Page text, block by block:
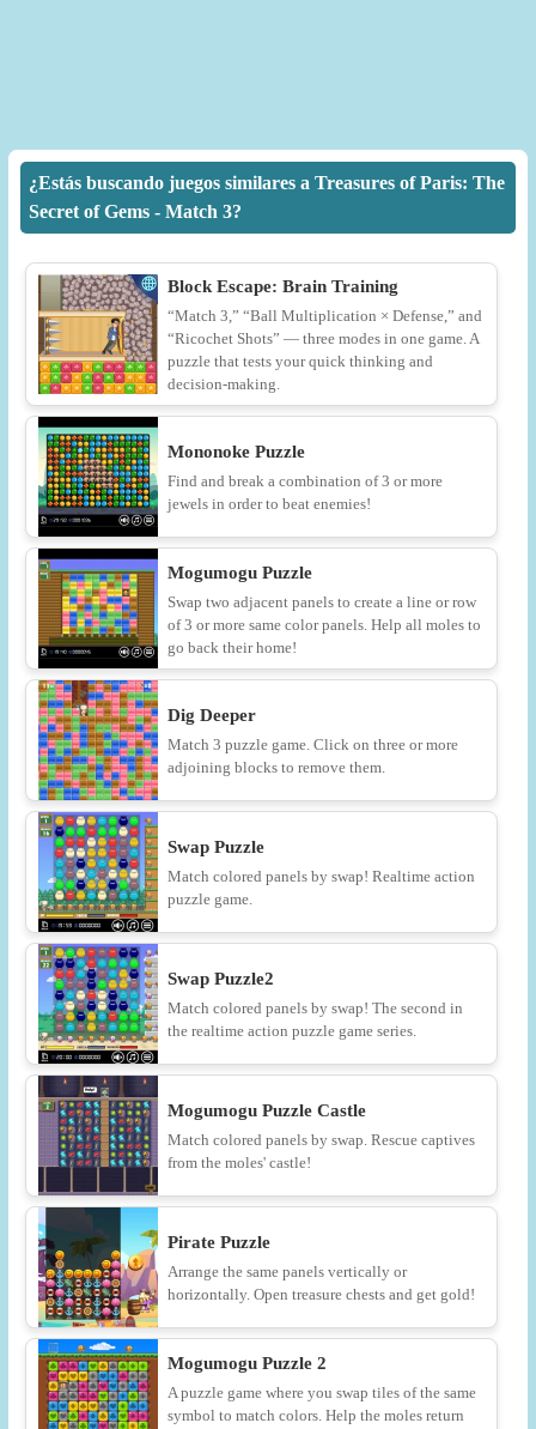
¿Estás buscando juegos similares a Treasures of Paris: The
Secret of Gems - Match 3?
Block Escape: Brain Training
“Match 3,” “Ball Multiplication × Defense,” and
“Ricochet Shots” — three modes in one game. A
puzzle that tests your quick thinking and
decision-making.
Mononoke Puzzle
Find and break a combination of 3 or more
jewels in order to beat enemies!
Mogumogu Puzzle
Swap two adjacent panels to create a line or row
of 3 or more same color panels. Help all moles to
go back their home!
Dig Deeper
Match 3 puzzle game. Click on three or more
adjoining blocks to remove them.
Swap Puzzle
Match colored panels by swap! Realtime action
puzzle game.
Swap Puzzle2
Match colored panels by swap! The second in
the realtime action puzzle game series.
Mogumogu Puzzle Castle
Match colored panels by swap. Rescue captives
from the moles' castle!
Pirate Puzzle
Arrange the same panels vertically or
horizontally. Open treasure chests and get gold!
Mogumogu Puzzle 2
A puzzle game where you swap tiles of the same
symbol to match colors. Help the moles return